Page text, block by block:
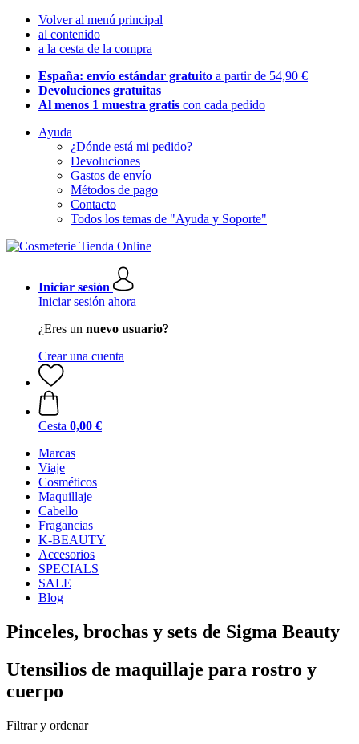
Volver al menú principal
al contenido
a la cesta de la compra
España: envío estándar gratuito a partir de 54,90 €
Devoluciones gratuitas
Al menos 1 muestra gratis con cada pedido
Ayuda
¿Dónde está mi pedido?
Devoluciones
Gastos de envío
Métodos de pago
Contacto
Todos los temas de "Ayuda y Soporte"
Iniciar sesión
Iniciar sesión ahora
¿Eres un nuevo usuario?
Crear una cuenta
Cesta 0,00 €
Marcas
Viaje
Cosméticos
Maquillaje
Cabello
Fragancias
K-BEAUTY
Accesorios
SPECIALS
SALE
Blog
Pinceles, brochas y sets de Sigma Beauty
Utensilios de maquillaje para rostro y
cuerpo
Filtrar y ordenar